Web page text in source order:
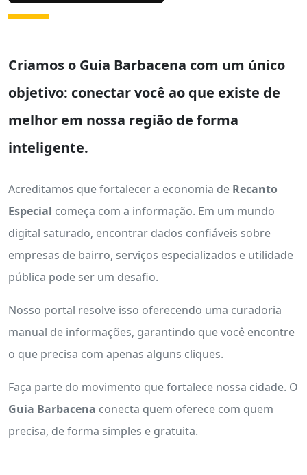
Criamos o Guia Barbacena com um único
objetivo: conectar você ao que existe de
melhor em nossa região de forma
inteligente.
Acreditamos que fortalecer a economia de Recanto
Especial começa com a informação. Em um mundo
digital saturado, encontrar dados confiáveis sobre
empresas de bairro, serviços especializados e utilidade
pública pode ser um desafio.
Nosso portal resolve isso oferecendo uma curadoria
manual de informações, garantindo que você encontre
o que precisa com apenas alguns cliques.
Faça parte do movimento que fortalece nossa cidade. O
Guia Barbacena conecta quem oferece com quem
precisa, de forma simples e gratuita.